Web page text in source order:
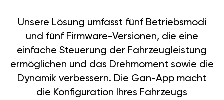
Unsere Lösung umfasst fünf Betriebsmodi
und fünf Firmware-Versionen, die eine
einfache Steuerung der Fahrzeugleistung
ermöglichen und das Drehmoment sowie die
Dynamik verbessern. Die Gan-App macht
die Konfiguration Ihres Fahrzeugs